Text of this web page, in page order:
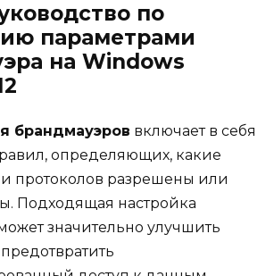
по
параметрами
на Windows
брандмауэров включает в себя
определяющих, какие
протоколов разрешены или
Подходящая настройка
значительно улучшить